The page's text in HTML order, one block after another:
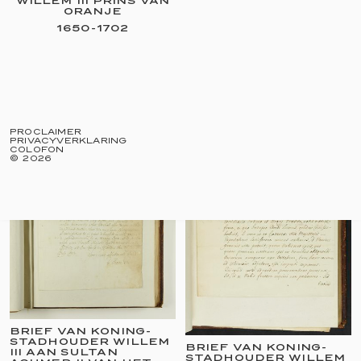
UIT DE KONINKLIJKE
BRIEF VAN KONING-
STADHOUDER WILLEM
III AAN SULTAN
BRIEF VAN KONING-
STADHOUDER WILLEM
ORANJE
1650-1702
PROCLAIMER
PRIVACYVERKLARING
COLOFON
©2026